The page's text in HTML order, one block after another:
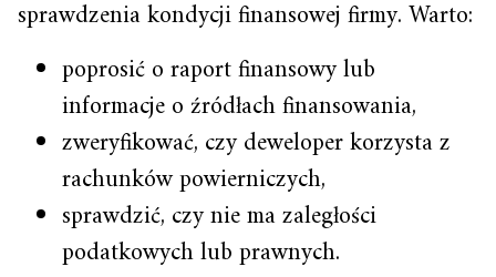
sprawdzenia kondycji finansowej firmy. Warto:
poprosić o raport finansowy lub
informacje o źródłach finansowania,
zweryfikować, czy deweloper korzysta z
rachunków powierniczych,
sprawdzić, czy nie ma zaległości
podatkowych lub prawnych.